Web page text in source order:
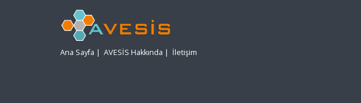
Ana Sayfa | AVESİS Hakkında | İletişim